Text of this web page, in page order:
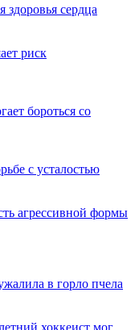
здоровья сердца
риск
бороться со
с усталостью
агрессивной формы
в горло пчела
хоккеист мог